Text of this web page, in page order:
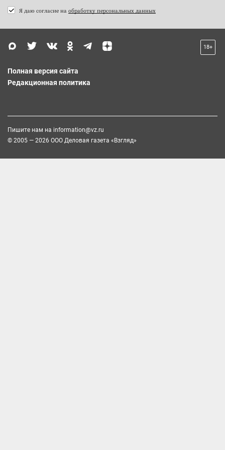
Я даю согласие на обработку персональных данных
18+
Полная версия сайта
Редакционная политика
Пишите нам на information@vz.ru
© 2005 — 2026 ООО Деловая газета «Взгляд»